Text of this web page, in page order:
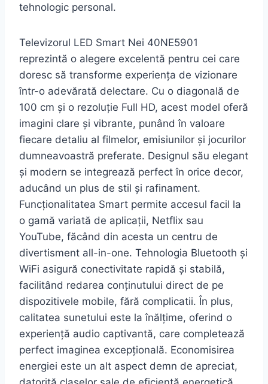
tehnologic personal.
Televizorul LED Smart Nei 40NE5901
reprezintă o alegere excelentă pentru cei care
doresc să transforme experiența de vizionare
într-o adevărată delectare. Cu o diagonală de
100 cm și o rezoluție Full HD, acest model oferă
imagini clare și vibrante, punând în valoare
fiecare detaliu al filmelor, emisiunilor și jocurilor
dumneavoastră preferate. Designul său elegant
și modern se integrează perfect în orice decor,
aducând un plus de stil și rafinament.
Funcționalitatea Smart permite accesul facil la
o gamă variată de aplicații, Netflix sau
YouTube, făcând din acesta un centru de
divertisment all-in-one. Tehnologia Bluetooth și
WiFi asigură conectivitate rapidă și stabilă,
facilitând redarea conținutului direct de pe
dispozitivele mobile, fără complicatii. În plus,
calitatea sunetului este la înălțime, oferind o
experiență audio captivantă, care completează
perfect imaginea excepțională. Economisirea
energiei este un alt aspect demn de apreciat,